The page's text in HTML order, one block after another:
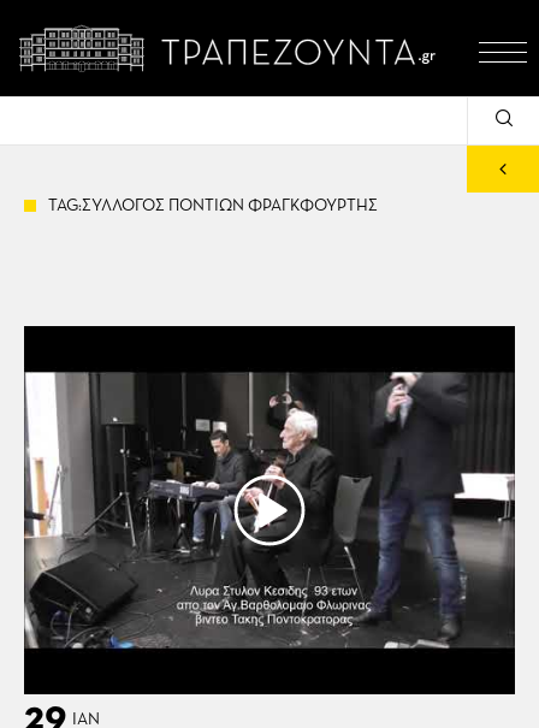
TAG:ΣΥΛΛΟΓΟΣ ΠΟΝΤΙΩΝ ΦΡΑΓΚΦΟΥΡΤΗΣ
29 ΙΑΝ